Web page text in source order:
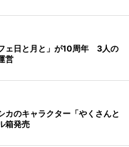
ェ日と月と」が10周年 3人の
営
カのキャラクター「やくさんと
箱発売